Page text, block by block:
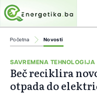
Početna Novosti
SAVREMENA TEHNOLOGIJA
Beč reciklira
otpada do